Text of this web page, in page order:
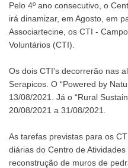
Pelo 4º ano consecutivo, o
irá dinamizar, em Agosto, em
Associartecine, os CTI -
Voluntários (CTI).
Os dois CTI's decorrerão nas
Serapicos. O “Powered by
13/08/2021. Já o “Rural
20/08/2021 a 31/08/2021.
As tarefas previstas para os
diárias do Centro de
reconstrução de muros de